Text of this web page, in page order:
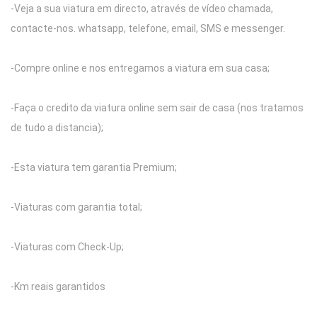
-Veja a sua viatura em directo, através de vídeo chamada,
contacte-nos. whatsapp, telefone, email, SMS e messenger.
-Compre online e nos entregamos a viatura em sua casa;
-Faça o credito da viatura online sem sair de casa (nos tratamos
de tudo a distancia);
-Esta viatura tem garantia Premium;
-Viaturas com garantia total;
-Viaturas com Check-Up;
-Km reais garantidos